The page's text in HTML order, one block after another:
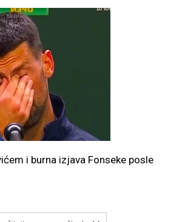
i burna izjava Fonseke posle